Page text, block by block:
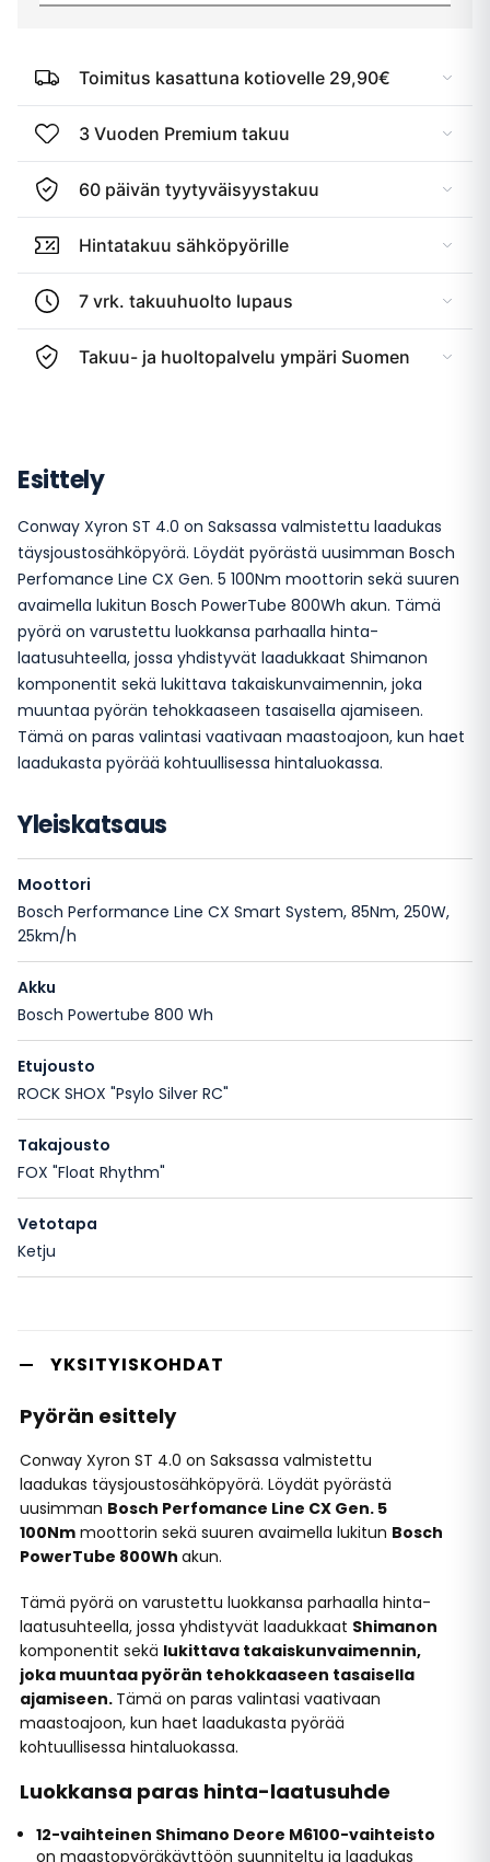
Toimitus kasattuna kotiovelle 29,90€
3 Vuoden Premium takuu
60 päivän tyytyväisyystakuu
Hintatakuu sähköpyörille
7 vrk. takuuhuolto lupaus
Takuu- ja huoltopalvelu ympäri Suomen
Esittely
Conway Xyron ST 4.0 on Saksassa valmistettu laadukas
täysjoustosähköpyörä. Löydät pyörästä uusimman Bosch
Perfomance Line CX Gen. 5 100Nm moottorin sekä suuren
avaimella lukitun Bosch PowerTube 800Wh akun. Tämä
pyörä on varustettu luokkansa parhaalla hinta-
laatusuhteella, jossa yhdistyvät laadukkaat Shimanon
komponentit sekä lukittava takaiskunvaimennin, joka
muuntaa pyörän tehokkaaseen tasaisella ajamiseen.
Tämä on paras valintasi vaativaan maastoajoon, kun haet
laadukasta pyörää kohtuullisessa hintaluokassa.
Yleiskatsaus
Moottori
Bosch Performance Line CX Smart System, 85Nm, 250W,
25km/h
Akku
Bosch Powertube 800 Wh
Etujousto
ROCK SHOX "Psylo Silver RC"
Takajousto
FOX "Float Rhythm"
Vetotapa
Ketju
YKSITYISKOHDAT
Pyörän esittely
Conway Xyron ST 4.0 on Saksassa valmistettu
laadukas täysjoustosähköpyörä. Löydät pyörästä
uusimman Bosch Perfomance Line CX Gen. 5
100Nm moottorin sekä suuren avaimella lukitun Bosch
PowerTube 800Wh akun.
Tämä pyörä on varustettu luokkansa parhaalla hinta-
laatusuhteella, jossa yhdistyvät laadukkaat Shimanon
komponentit sekä lukittava takaiskunvaimennin,
joka muuntaa pyörän tehokkaaseen tasaisella
ajamiseen. Tämä on paras valintasi vaativaan
maastoajoon, kun haet laadukasta pyörää
kohtuullisessa hintaluokassa.
Luokkansa paras hinta-laatusuhde
12-vaihteinen Shimano Deore M6100-vaihteisto
on maastopyöräkäyttöön suunniteltu ja laadukas